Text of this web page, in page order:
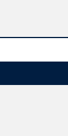
pattern-
by universal